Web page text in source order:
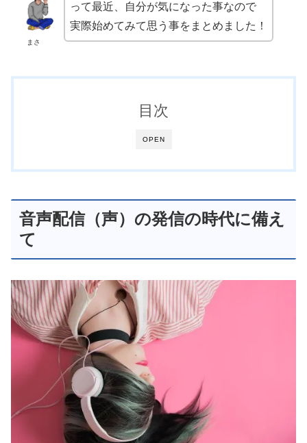
まさ
って最近、自分が気になった事なので
実際始めてみて思う事をまとめました！
OPEN
目次
音声配信（声）の発信の時代に備え
て